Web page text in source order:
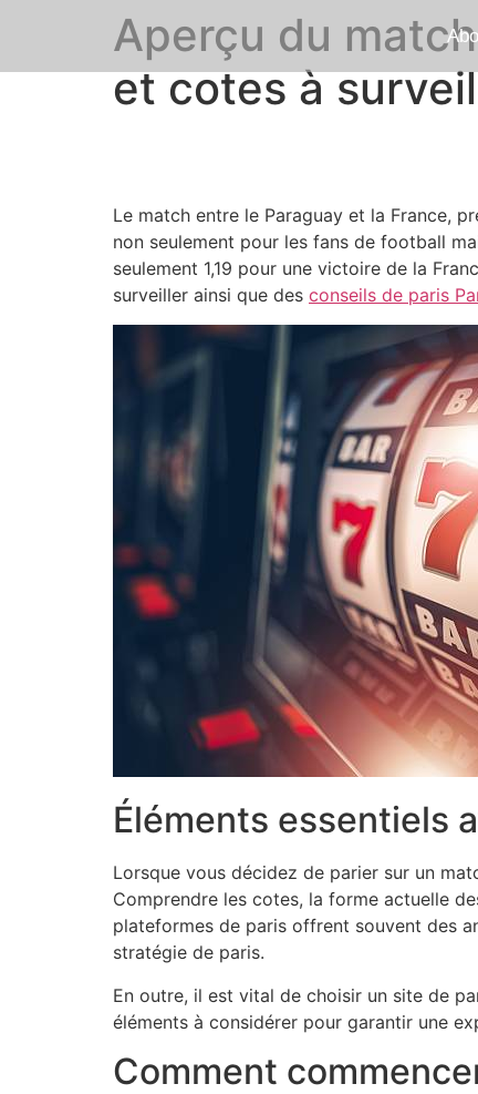
Aperçu du
et cotes à
Le match entre le Paraguay et la France,
non seulement pour les fans de football
seulement 1,19 pour une victoire de la
surveiller ainsi que des conseils de paris
Éléments essentiels
Lorsque vous décidez de parier sur un
Comprendre les cotes, la forme actuelle
plateformes de paris offrent souvent des
stratégie de paris.
En outre, il est vital de choisir un site de
éléments à considérer pour garantir une
Comment